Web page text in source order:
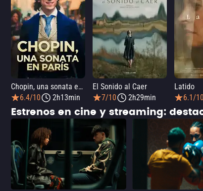
Chopin, una sonata en París
6.4/10
2h13min
El Sonido al Caer
7/10
2h29min
Latido
6.1/10
Estrenos en cine y streaming: